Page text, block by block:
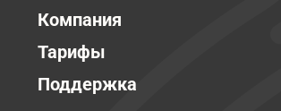
Компания
Тарифы
Поддержка